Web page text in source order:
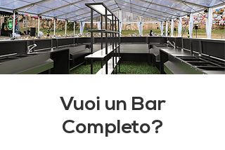
Vuoi un Bar
Completo?